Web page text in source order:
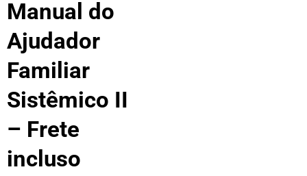
Manual do
Ajudador
Familiar
Sistêmico II
– Frete
incluso